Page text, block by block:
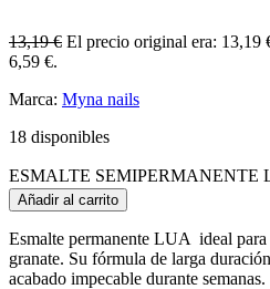
13,19€ El precio original era: 13,19
6,59 €.
Marca: Myna nails
18 disponibles
ESMALTE SEMIPERMANENTE
Añadir al carrito
Esmalte permanente LUA ideal
granate. Su fórmula de larga
acabado impecable durante semanas.